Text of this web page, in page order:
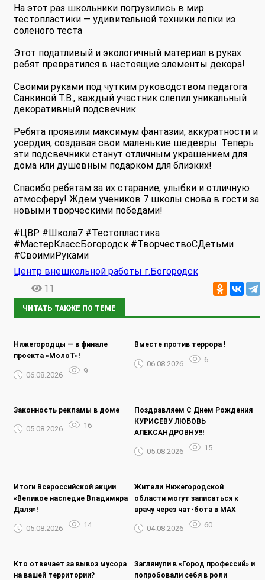
На этот раз школьники погрузились в мир
тестопластики — удивительной техники лепки из
соленого теста
Этот податливый и экологичный материал в руках
ребят превратился в настоящие элементы декора!
Своими руками под чутким руководством педагога
Санкиной Т.В., каждый участник слепил уникальный
декоративный подсвечник.
Ребята проявили максимум фантазии, аккуратности и
усердия, создавая свои маленькие шедевры. Теперь
эти подсвечники станут отличным украшением для
дома или душевным подарком для близких!
Спасибо ребятам за их старание, улыбки и отличную
атмосферу! Ждем учеников 7 школы снова в гости за
новыми творческими победами!
#ЦВР #Школа7 #Тестопластика
#МастерКлассБогородск #ТворчествоСДетьми
#СвоимиРуками
Центр внешкольной работы г.Богородск
11
ЧИТАТЬ ТАКЖЕ ПО ТЕМЕ
Нижегородцы — в финале
проекта «МолоТ»!
06.08.2026 9
Вместе против террора !
06.08.2026 6
Законность рекламы в доме
05.08.2026 16
Поздравляем С Днем Рождения
КУРИСЕВУ ЛЮБОВЬ
АЛЕКСАНДРОВНУ!!!
05.08.2026 15
Итоги Всероссийской акции
«Великое наследие Владимира
Даля»!
05.08.2026 14
Жители Нижегородской
области могут записаться к
врачу через чат-бота в MAX
04.08.2026 60
Кто отвечает за вывоз мусора
на вашей территории?
Заглянули в «Город профессий» и
попробовали себя в роли